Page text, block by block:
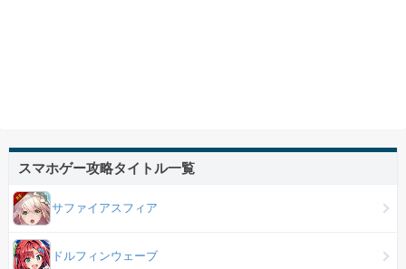
スマホゲー攻略タイトル一覧
サファイアスフィア
ドルフィンウェーブ